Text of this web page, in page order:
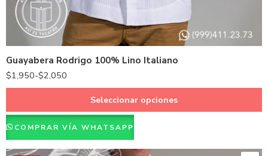
Guayabera Rodrigo 100% Lino Italiano
$1,950-$2,050
42 - XL
44 - XXL
48 - XXXXL
Seleccionar opciones
COMPRAR VÍA WHATSAPP